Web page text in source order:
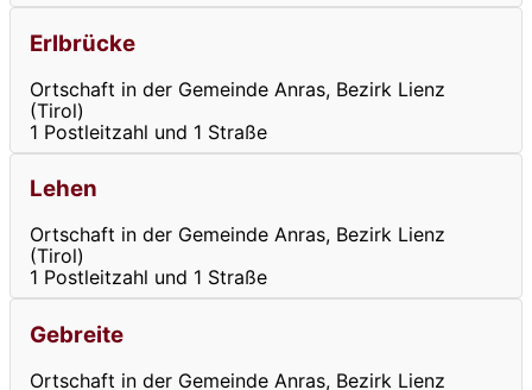
Erlbrücke
Ortschaft in der Gemeinde Anras, Bezirk Lienz
(Tirol)
1 Postleitzahl und 1 Straße
Lehen
Ortschaft in der Gemeinde Anras, Bezirk Lienz
(Tirol)
1 Postleitzahl und 1 Straße
Gebreite
Ortschaft in der Gemeinde Anras, Bezirk Lienz